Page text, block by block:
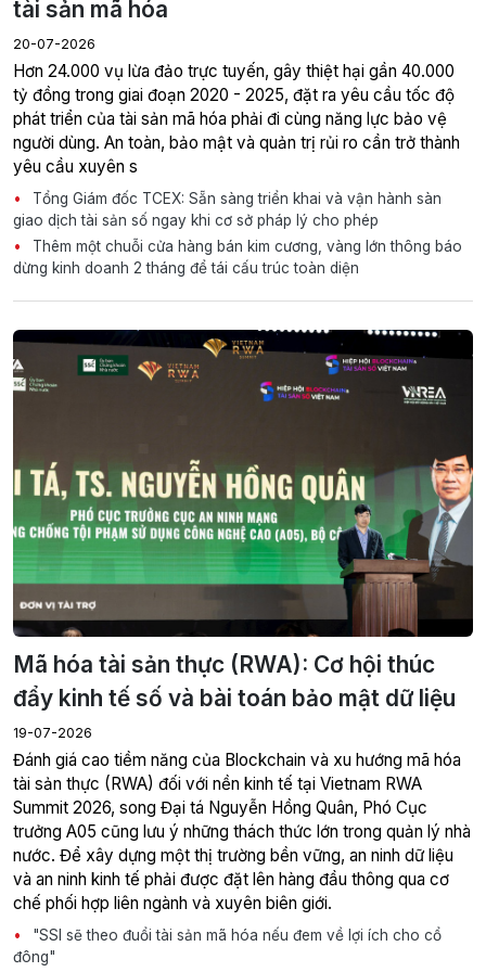
20-07-2026
tỷ đồng trong giai đoạn 2020 - 2025, đặt ra yêu cầu tốc độ
phát triển của tài sản mã hóa phải đi cùng năng lực bảo vệ
người dùng. An toàn, bảo mật và quản trị rủi ro cần trở thành
yêu cầu xuyên s
Tổng Giám đốc TCEX: Sẵn sàng triển khai và vận hành sàn
giao dịch tài sản số ngay khi cơ sở pháp lý cho phép
Thêm một chuỗi cửa hàng bán kim cương, vàng lớn thông báo
dừng kinh doanh 2 tháng để tái cấu trúc toàn diện
Mã hóa tài sản thực (RWA): Cơ hội thúc
đẩy kinh tế số và bài toán bảo mật dữ liệu
19-07-2026
Đánh giá cao tiềm năng của Blockchain và xu hướng mã hóa
tài sản thực (RWA) đối với nền kinh tế tại Vietnam RWA
Summit 2026, song Đại tá Nguyễn Hồng Quân, Phó Cục
trưởng A05 cũng lưu ý những thách thức lớn trong quản lý nhà
nước. Để xây dựng một thị trường bền vững, an ninh dữ liệu
và an ninh kinh tế phải được đặt lên hàng đầu thông qua cơ
chế phối hợp liên ngành và xuyên biên giới.
"SSI sẽ theo đuổi tài sản mã hóa nếu đem về lợi ích cho cổ
đông"